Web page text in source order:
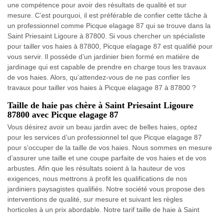
une compétence pour avoir des résultats de qualité et sur
mesure. C’est pourquoi, il est préférable de confier cette tâche à
un professionnel comme Picque elagage 87 qui se trouve dans la
Saint Priesaint Ligoure à 87800. Si vous chercher un spécialiste
pour tailler vos haies à 87800, Picque elagage 87 est qualifié pour
vous servir. Il possède d’un jardinier bien formé en matière de
jardinage qui est capable de prendre en charge tous les travaux
de vos haies. Alors, qu’attendez-vous de ne pas confier les
travaux pour tailler vos haies à Picque elagage 87 à 87800 ?
Taille de haie pas chère à Saint Priesaint Ligoure
87800 avec Picque elagage 87
Vous désirez avoir un beau jardin avec de belles haies, optez
pour les services d’un professionnel tel que Picque elagage 87
pour s’occuper de la taille de vos haies. Nous sommes en mesure
d’assurer une taille et une coupe parfaite de vos haies et de vos
arbustes. Afin que les résultats soient à la hauteur de vos
exigences, nous mettrons à profit les qualifications de nos
jardiniers paysagistes qualifiés. Notre société vous propose des
interventions de qualité, sur mesure et suivant les règles
horticoles à un prix abordable. Notre tarif taille de haie à Saint